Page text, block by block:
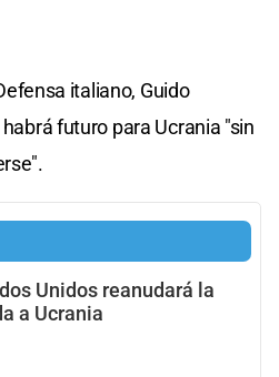
italiano, Guido
futuro para Ucrania "sin
Unidos reanudará la
a Ucrania